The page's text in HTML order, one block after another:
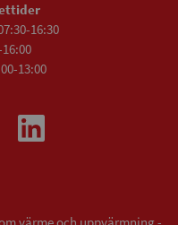
16:30
13:00